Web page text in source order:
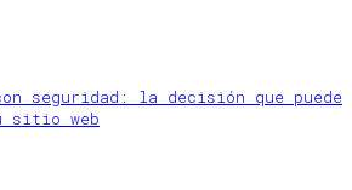
seguridad: la decisión que puede
sitio web